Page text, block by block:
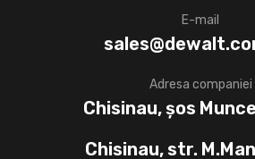
E-mail
Adresa companiei
Chisinau, șos
Chisinau, str.